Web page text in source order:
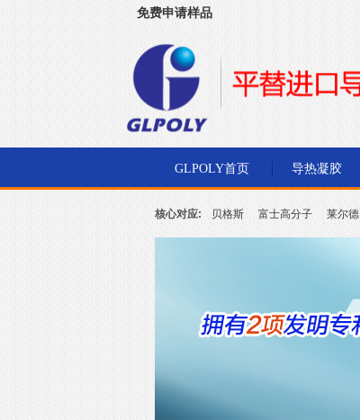
免费申请样品
GLPOLY首页 导热凝胶
核心对应: 贝格斯 富士高分子 莱尔德